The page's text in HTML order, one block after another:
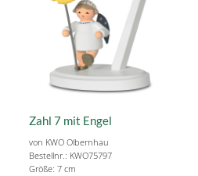
Zahl 7 mit Engel
von KWO Olbernhau
Bestellnr.: KWO75797
Größe: 7 cm